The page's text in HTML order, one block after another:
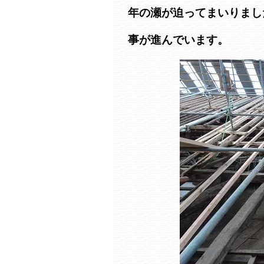
年の瀬が迫ってまいりま
事が進んでいます。